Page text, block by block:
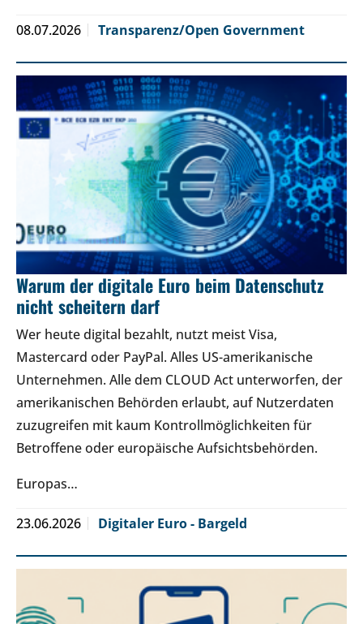
08.07.2026 Transparenz/Open Government
Warum der digitale Euro beim Datenschutz
nicht scheitern darf
Wer heute digital bezahlt, nutzt meist Visa,
Mastercard oder PayPal. Alles US-amerikanische
Unternehmen. Alle dem CLOUD Act unterworfen, der
amerikanischen Behörden erlaubt, auf Nutzerdaten
zuzugreifen mit kaum Kontrollmöglichkeiten für
Betroffene oder europäische Aufsichtsbehörden.
Europas…
23.06.2026 Digitaler Euro - Bargeld